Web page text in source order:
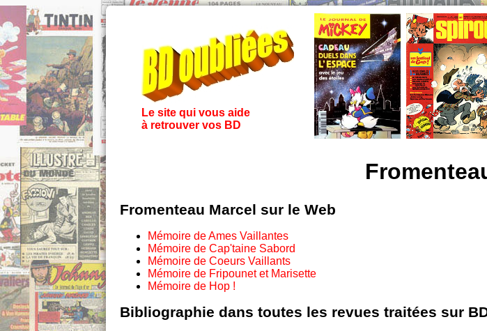
Le site qui vous aide
à retrouver vos BD
Fromenteau Marcel sur le Web
Mémoire de Ames Vaillantes
Mémoire de Cap'taine Sabord
Mémoire de Coeurs Vaillants
Mémoire de Fripounet et Marisette
Mémoire de Hop !
Bibliographie dans toutes les revues traitées sur